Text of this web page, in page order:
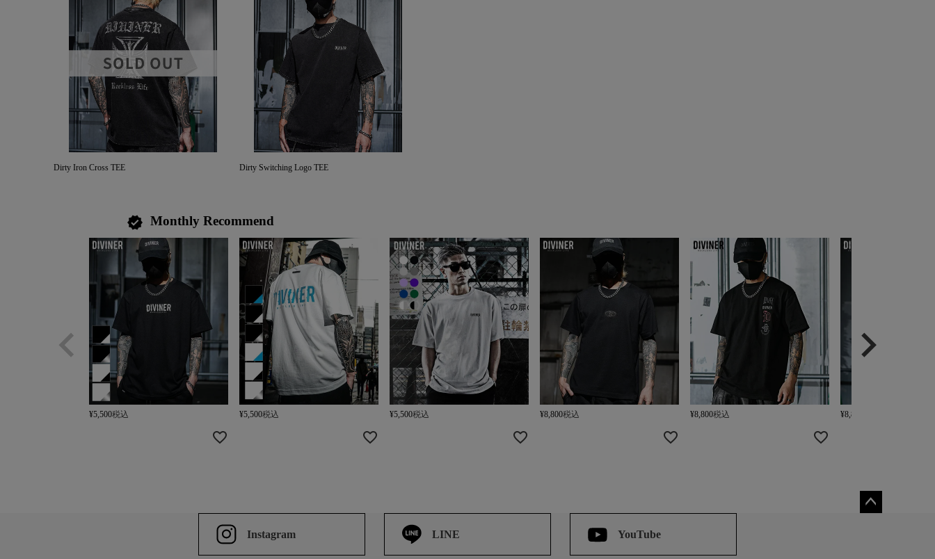
Dirty Iron Cross TEE Dirty Switching Logo TEE
verified Monthly Recommend
¥5,500税込 ¥5,500税込 ¥5,500税込 ¥8,800税込 ¥8,800税込 ¥8,800
Instagram LINE YouTube